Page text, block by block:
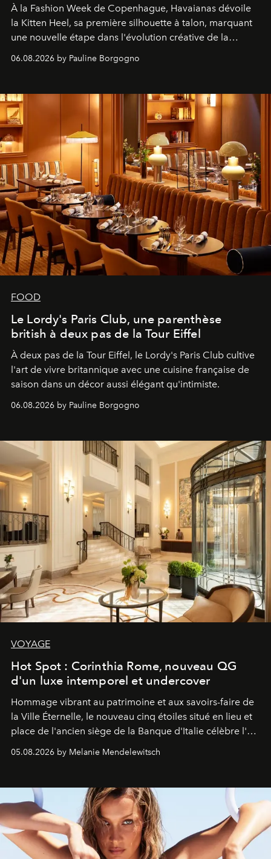
À la Fashion Week de Copenhague, Havaianas dévoile
la Kitten Heel, sa première silhouette à talon, marquant
une nouvelle étape dans l'évolution créative de la
06.08.2026 by Pauline Borgogno
FOOD
Le Lordy's Paris Club, une parenthèse
british à deux pas de la Tour Eiffel
À deux pas de la Tour Eiffel, le Lordy's Paris Club cultive
l'art de vivre britannique avec une cuisine française de
saison dans un décor aussi élégant qu'intimiste.
06.08.2026 by Pauline Borgogno
VOYAGE
Hot Spot : Corinthia Rome, nouveau QG
d'un luxe intemporel et undercover
Hommage vibrant au patrimoine et aux savoirs-faire de
la Ville Éternelle, le nouveau cinq étoiles situé en lieu et
place de l'ancien siège de la Banque d'Italie célèbre l'art
05.08.2026 by Melanie Mendelewitsch